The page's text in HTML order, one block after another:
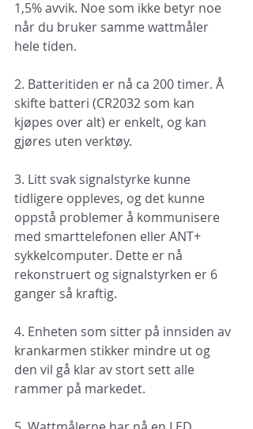
1,5% avvik. Noe som ikke betyr noe
når du bruker samme wattmåler
hele tiden.
2. Batteritiden er nå ca 200 timer. Å
skifte batteri (CR2032 som kan
kjøpes over alt) er enkelt, og kan
gjøres uten verktøy.
3. Litt svak signalstyrke kunne
tidligere oppleves, og det kunne
oppstå problemer å kommunisere
med smarttelefonen eller ANT+
sykkelcomputer. Dette er nå
rekonstruert og signalstyrken er 6
ganger så kraftig.
4. Enheten som sitter på innsiden av
krankarmen stikker mindre ut og
den vil gå klar av stort sett alle
rammer på markedet.